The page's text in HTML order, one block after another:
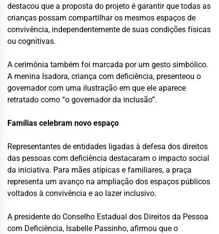
destacou que a proposta do projeto é garantir que todas as
crianças possam compartilhar os mesmos espaços de
convivência, independentemente de suas condições físicas
ou cognitivas.
A cerimônia também foi marcada por um gesto simbólico.
A menina Isadora, criança com deficiência, presenteou o
governador com uma ilustração em que ele aparece
retratado como “o governador da inclusão”.
Famílias celebram novo espaço
Representantes de entidades ligadas à defesa dos direitos
das pessoas com deficiência destacaram o impacto social
da iniciativa. Para mães atípicas e familiares, a praça
representa um avanço na ampliação dos espaços públicos
voltados à convivência e ao lazer inclusivo.
A presidente do Conselho Estadual dos Direitos da Pessoa
com Deficiência, Isabelle Passinho, afirmou que o